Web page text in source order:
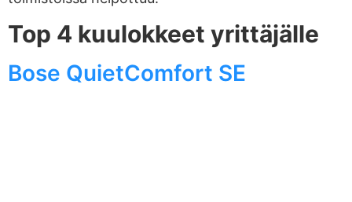
Top 4 kuulokkeet yrittäjälle
Bose QuietComfort SE